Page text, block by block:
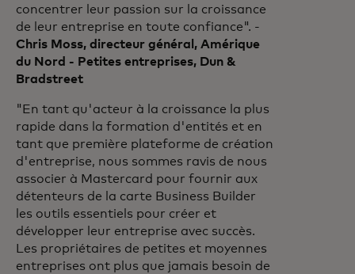
concentrer leur passion sur la croissance
de leur entreprise en toute confiance". -
Chris Moss, directeur général, Amérique
du Nord - Petites entreprises, Dun &
Bradstreet
"En tant qu'acteur à la croissance la plus
rapide dans la formation d'entités et en
tant que première plateforme de création
d'entreprise, nous sommes ravis de nous
associer à Mastercard pour fournir aux
détenteurs de la carte Business Builder
les outils essentiels pour créer et
développer leur entreprise avec succès.
Les propriétaires de petites et moyennes
entreprises ont plus que jamais besoin de